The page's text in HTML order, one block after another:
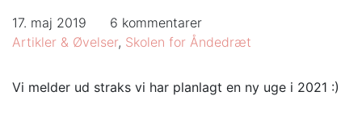
17. maj 2019
6 kommentarer
Artikler & Øvelser, Skolen for Åndedræt
Vi melder ud straks vi har planlagt en ny uge i 2021 :)